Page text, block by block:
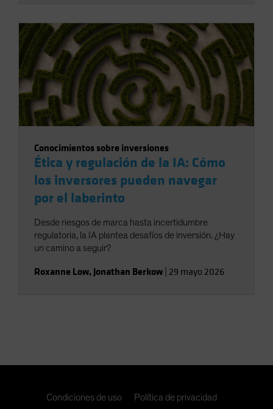
Conocimientos sobre inversiones
Ética y regulación de la IA: Cómo
los inversores pueden navegar
por el laberinto
Desde riesgos de marca hasta incertidumbre
regulatoria, la IA plantea desafíos de inversión. ¿Hay
un camino a seguir?
Roxanne Low, Jonathan Berkow 29 mayo 2026
Condiciones de uso Política de privacidad